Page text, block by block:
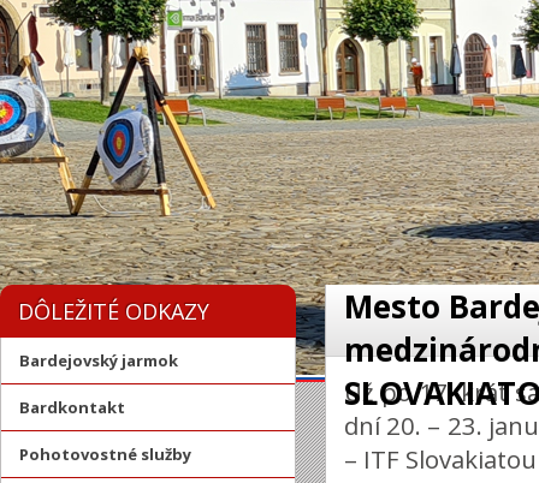
DÔLEŽITÉ ODKAZY
Bardejovský jarmok
Bardkontakt
Pohotovostné služby
Mesto
Už po 17. krát
dní 20. – 23.
– ITF